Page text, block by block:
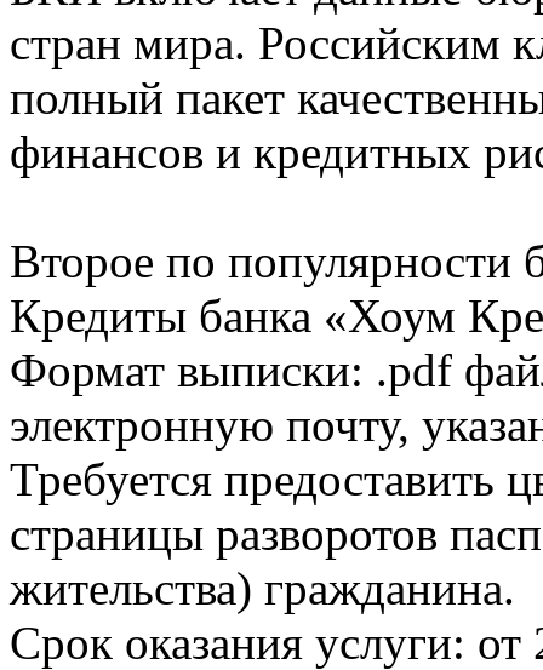
стран мира. Российским
полный пакет
финансов и кредитных
Второе по популярности
Кредиты банка «Хоум
Формат выписки: .pdf
электронную почту,
Требуется предоставить
страницы разворотов
жительства) гражданина.
Срок оказания услуги: от